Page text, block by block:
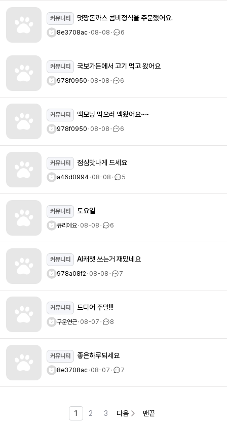
커뮤니티 댓짱돈까스 콤비정식을 주문했어요.
8e3708acㆍ08-08ㆍ 6
커뮤니티 국보가든에서 고기 먹고 왔어요
978f0950ㆍ08-08ㆍ 6
커뮤니티 맥모닝 먹으러 맥왔어요~~
978f0950ㆍ08-08ㆍ 6
커뮤니티 점심맛나게 드세요
a46d0994ㆍ08-08ㆍ 5
커뮤니티 토요일
큐리에요ㆍ08-08ㆍ 6
커뮤니티 AI캐챗 쓰는거 재밌네요
978a08f2ㆍ08-08ㆍ 7
커뮤니티 드디어 주말!!!
구운연근ㆍ08-07ㆍ 8
커뮤니티 좋은하루되세요
8e3708acㆍ08-07ㆍ 7
1 2 3 다음 맨끝